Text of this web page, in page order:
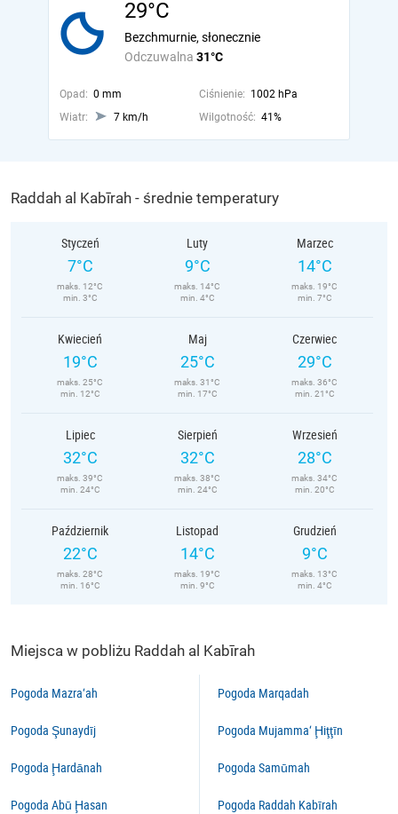
29°C
Odczuwalna 31°C
Bezchmurnie, słonecznie
Opad: 0 mm Ciśnienie: 1002 hPa
Wiatr:
7 km/h Wilgotność: 41%
Raddah al Kabīrah - średnie temperatury
Styczeń
7°C
maks. 12°C
min. 3°C
Luty
9°C
maks. 14°C
min. 4°C
Marzec
14°C
maks. 19°C
min. 7°C
Kwiecień
19°C
maks. 25°C
min. 12°C
Maj
25°C
maks. 31°C
min. 17°C
Czerwiec
29°C
maks. 36°C
min. 21°C
Lipiec
32°C
maks. 39°C
min. 24°C
Sierpień
32°C
maks. 38°C
min. 24°C
Wrzesień
28°C
maks. 34°C
min. 20°C
Październik
22°C
maks. 28°C
min. 16°C
Listopad
14°C
maks. 19°C
min. 9°C
Grudzień
9°C
maks. 13°C
min. 4°C
Miejsca w pobliżu Raddah al Kabīrah
Pogoda Mazra‘ah
Pogoda Şunaydīj
Pogoda Ḩardānah
Pogoda Abū Ḩasan
Pogoda Marqadah
Pogoda Mujamma‘ Ḩiţţīn
Pogoda Samūmah
Pogoda Raddah Kabīrah